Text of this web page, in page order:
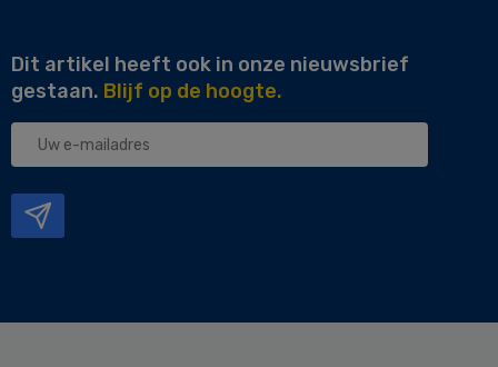
Dit artikel heeft ook in onze nieuwsbrief
gestaan. Blijf op de hoogte.
Uw